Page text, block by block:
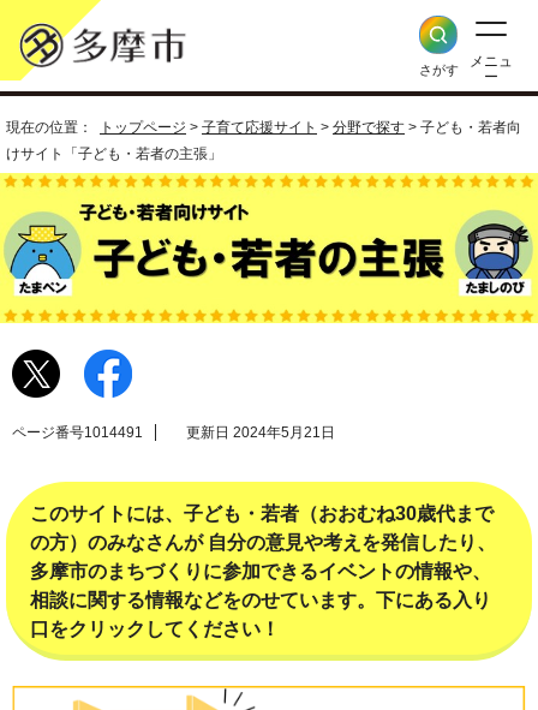
さがす
メニュ
ー
現在の位置： トップページ > 子育て応援サイト > 分野で探す > 子ども・若者向
けサイト「子ども・若者の主張」
ページ番号1014491 更新日 2024年5月21日
このサイトには、子ども・若者（おおむね30歳代まで
の方）のみなさんが 自分の意見や考えを発信したり、
多摩市のまちづくりに参加できるイベントの情報や、
相談に関する情報などをのせています。下にある入り
口をクリックしてください！